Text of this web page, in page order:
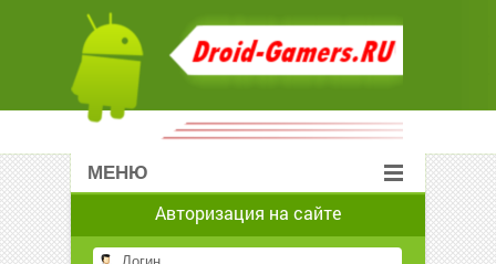
МЕНЮ
Авторизация на сайте